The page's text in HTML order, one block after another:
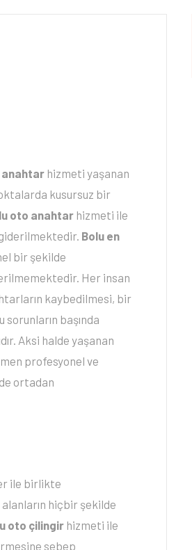
anahtar hizmeti yaşanan
kusursuz bir
oto anahtar hizmeti ile
Bolu en
bir şekilde
Her insan
kaybedilmesi, bir
başında
Aksi halde yaşanan
profesyonel ve
ortadan
ile birlikte
alanların hiçbir şekilde
oto çilingir hizmeti ile
sebep